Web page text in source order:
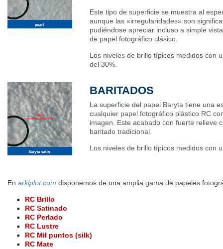
Este tipo de superficie se muestra al
aunque las «irregularidades» son
pudiéndose apreciar incluso a simple
de papel fotográfico clásico.
Los niveles de brillo típicos medidos con
del 30%.
BARITADOS
La superficie del papel Baryta tiene una
cualquier papel fotográfico plástico RC
imagen. Este acabado con fuerte relieve
baritado tradicional.
Los niveles de brillo típicos medidos con
En arkiplot.com disponemos de una amplia gama de papeles
RC Brillo
RC Satinado
RC Perlado
RC Lustre
RC Mil puntos (silk)
RC Mate